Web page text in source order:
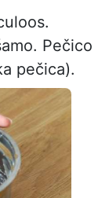
Pečico
pečica).